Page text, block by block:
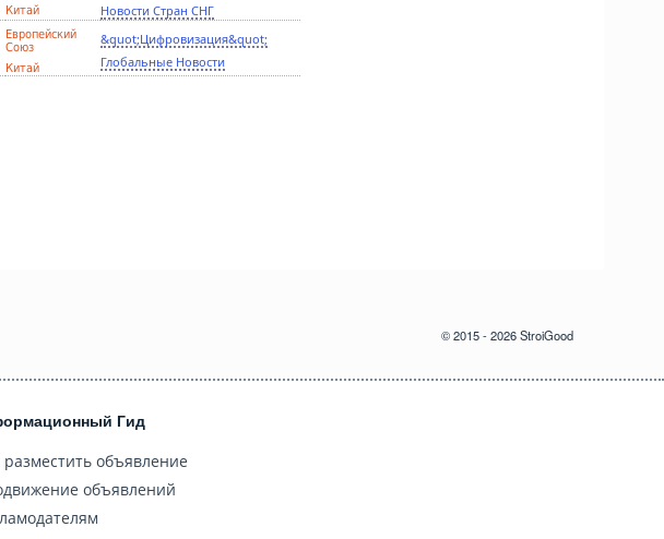
Китай
Новости Стран СНГ
Европейский
Союз
Китай
&quot;Цифровизация&quot;
Глобальные Новости
Гид
разместить объявление
объявлений
© 2015 - 2026 StroiGood